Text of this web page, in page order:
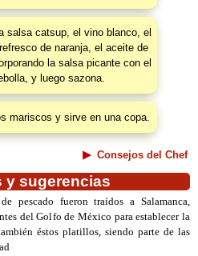
salsa catsup, el vino blanco, el
de naranja, el aceite de
la salsa picante con el
y luego sazona.
mariscos y sirve en una copa.
Consejos del Chef
y sugerencias
pescado fueron traídos a Salamanca,
del Golfo de México para establecer la
éstos platillos, siendo parte de las